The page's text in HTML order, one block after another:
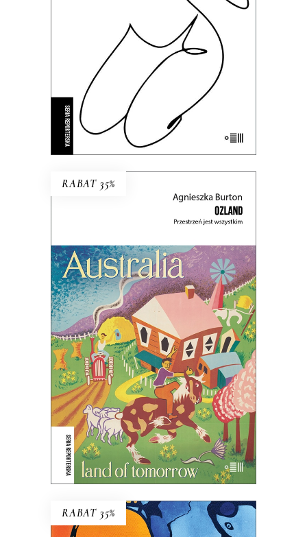
E-BOOK DO KOSZYKA
do zapomnienia.
54.90 35.69zł
KSIĄŻKA DO KOSZYKA
RABAT 35%
E-BOOK DO KOSZYKA
OZLAND. PRZESTRZEŃ JEST
WSZYSTKIM
Ludzie nie posiadają krainy – to ona
posiada ludzi.
69.90zł 45.44zł
KSIĄŻKA DO KOSZYKA
RABAT 35%